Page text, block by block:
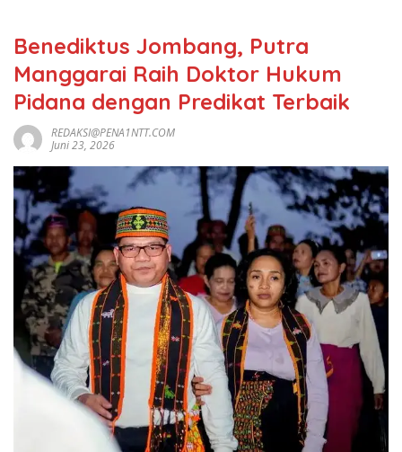
Benediktus Jombang, Putra
Manggarai Raih Doktor Hukum
Pidana dengan Predikat Terbaik
REDAKSI@PENA1NTT.COM
Juni 23, 2026